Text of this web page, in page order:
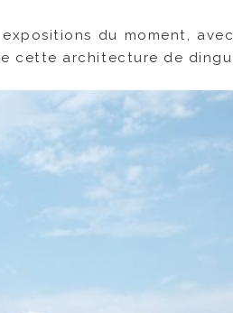
du moment,
cette architecture de